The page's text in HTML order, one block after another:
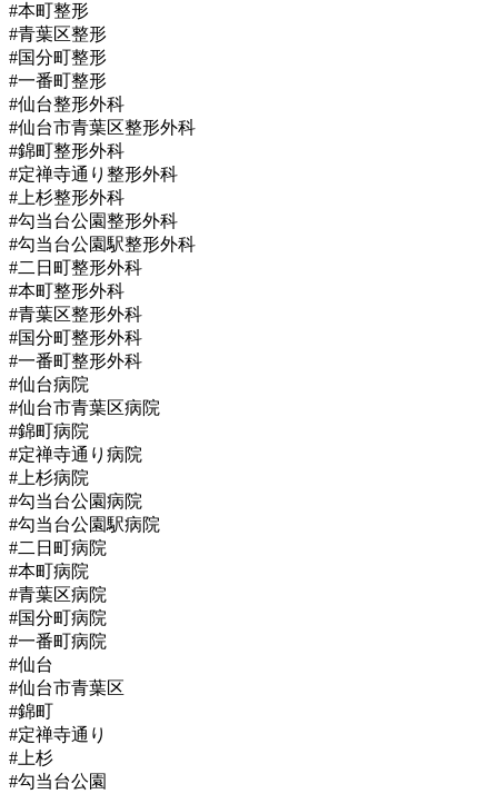
#本町整形
#青葉区整形
#国分町整形
#一番町整形
#仙台整形外科
#仙台市青葉区整形外科
#錦町整形外科
#定禅寺通り整形外科
#上杉整形外科
#勾当台公園整形外科
#勾当台公園駅整形外科
#二日町整形外科
#本町整形外科
#青葉区整形外科
#国分町整形外科
#一番町整形外科
#仙台病院
#仙台市青葉区病院
#錦町病院
#定禅寺通り病院
#上杉病院
#勾当台公園病院
#勾当台公園駅病院
#二日町病院
#本町病院
#青葉区病院
#国分町病院
#一番町病院
#仙台
#仙台市青葉区
#錦町
#定禅寺通り
#上杉
#勾当台公園